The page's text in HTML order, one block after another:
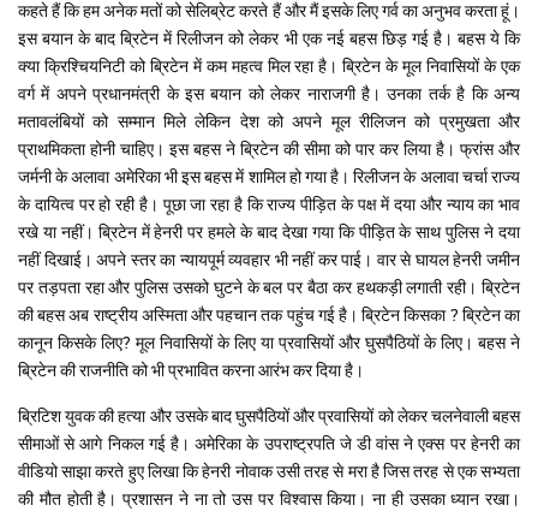
कहते हैं कि हम अनेक मतों को सेलिब्रेट करते हैं और मैं इसके लिए गर्व का अनुभव करता हूं।
इस बयान के बाद ब्रिटेन में रिलीजन को लेकर भी एक नई बहस छिड़ गई है। बहस ये कि
क्या क्रिश्चियनिटी को ब्रिटेन में कम महत्व मिल रहा है। ब्रिटेन के मूल निवासियों के एक
वर्ग में अपने प्रधानमंत्री के इस बयान को लेकर नाराजगी है। उनका तर्क है कि अन्य
मतावलंबियों को सम्मान मिले लेकिन देश को अपने मूल रीलिजन को प्रमुखता और
प्राथमिकता होनी चाहिए। इस बहस ने ब्रिटेन की सीमा को पार कर लिया है। फ्रांस और
जर्मनी के अलावा अमेरिका भी इस बहस में शामिल हो गया है। रिलीजन के अलावा चर्चा राज्य
के दायित्व पर हो रही है। पूछा जा रहा है कि राज्य पीड़ित के पक्ष में दया और न्याय का भाव
रखे या नहीं। ब्रिटेन में हेनरी पर हमले के बाद देखा गया कि पीड़ित के साथ पुलिस ने दया
नहीं दिखाई। अपने स्तर का न्यायपूर्म व्यवहार भी नहीं कर पाई। वार से घायल हेनरी जमीन
पर तड़पता रहा और पुलिस उसको घुटने के बल पर बैठा कर हथकड़ी लगाती रही। ब्रिटेन
की बहस अब राष्ट्रीय अस्मिता और पहचान तक पहुंच गई है। ब्रिटेन किसका ? ब्रिटेन का
कानून किसके लिए? मूल निवासियों के लिए या प्रवासियों और घुसपैठियों के लिए। बहस ने
ब्रिटेन की राजनीति को भी प्रभावित करना आरंभ कर दिया है।
ब्रिटिश युवक की हत्या और उसके बाद घुसपैठियों और प्रवासियों को लेकर चलनेवाली बहस
सीमाओं से आगे निकल गई है। अमेरिका के उपराष्ट्रपति जे डी वांस ने एक्स पर हेनरी का
वीडियो साझा करते हुए लिखा कि हेनरी नोवाक उसी तरह से मरा है जिस तरह से एक सभ्यता
की मौत होती है। प्रशासन ने ना तो उस पर विश्वास किया। ना ही उसका ध्यान रखा।